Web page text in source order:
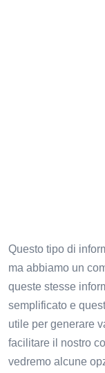
Questo tipo di
ma abbiamo un
queste stesse
semplificato e
utile per generare
facilitare il nostro
vedremo alcune